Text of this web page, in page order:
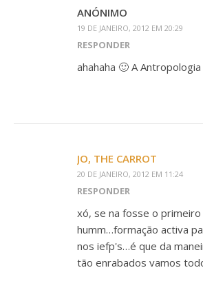
ANÓNIMO
19 DE JANEIRO, 2012 EM 20:29
RESPONDER
ahahaha 🙂 A Antropologia
JO, THE CARROT
20 DE JANEIRO, 2012 EM 11:24
RESPONDER
xó, se na fosse o
humm…formação activa
nos iefp's…é que da
tão enrabados vamos